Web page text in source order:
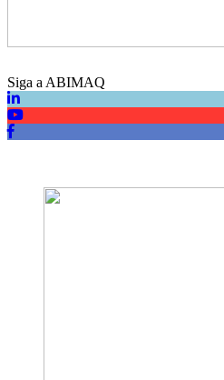
Siga a ABIMAQ